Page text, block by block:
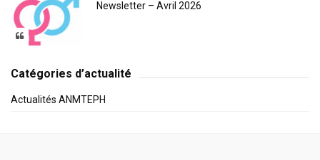
Newsletter – Avril 2026
Catégories d’actualité
Actualités ANMTEPH